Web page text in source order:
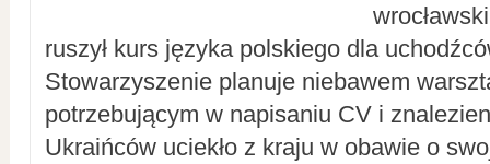
ruszył kurs języka polskiego dla
Stowarzyszenie planuje niebawem
potrzebującym w napisaniu CV i
Ukraińców uciekło z kraju w obawie o